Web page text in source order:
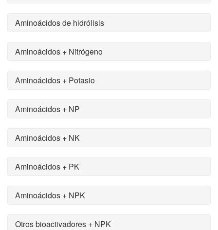
Aminoácidos de hidrólisis
Aminoácidos + Nitrógeno
Aminoácidos + Potasio
Aminoácidos + NP
Aminoácidos + NK
Aminoácidos + PK
Aminoácidos + NPK
Otros bioactivadores + NPK